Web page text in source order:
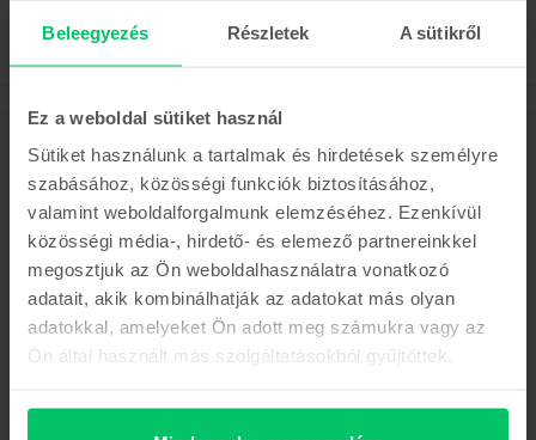
Beleegyezés Részletek A sütikről
Ez a weboldal sütiket használ
Sütiket használunk a tartalmak és hirdetések személyre
szabásához, közösségi funkciók biztosításához,
valamint weboldalforgalmunk elemzéséhez. Ezenkívül
közösségi média-, hirdető- és elemező partnereinkkel
megosztjuk az Ön weboldalhasználatra vonatkozó
adatait, akik kombinálhatják az adatokat más olyan
adatokkal, amelyeket Ön adott meg számukra vagy az
Ön által használt más szolgáltatásokból gyűjtöttek.
Mobiltelefon Apple iPhone 17 Pro Max, Deep Blue, 256 GB, Újszerű
Mutass többet
Termékmegfelelőségi információk
Termékbiztonsági információk
Adatok